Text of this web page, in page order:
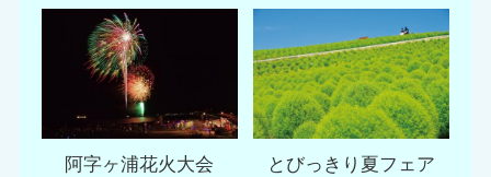
阿字ヶ浦花火大会 とびっきり夏フェア